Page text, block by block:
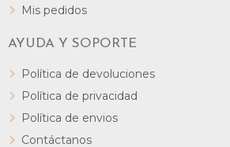
Mis pedidos
AYUDA Y SOPORTE
Política de devoluciones
Política de privacidad
Política de envios
Contáctanos